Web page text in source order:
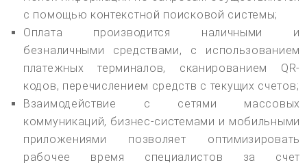
с помощью контекстной поисковой системы;
Оплата производится наличными и
безналичными средствами, с использованием
платежных терминалов, сканированием QR-
кодов, перечислением средств с текущих счетов;
Взаимодействие с сетями массовых
коммуникаций, бизнес-системами и мобильными
приложениями позволяет оптимизировать
рабочее время специалистов за счет